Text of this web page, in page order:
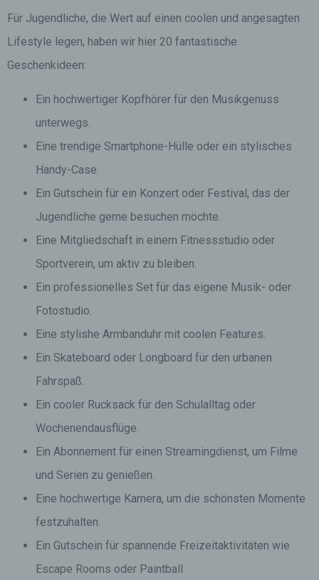
Für Jugendliche, die Wert auf einen coolen und angesagten
Lifestyle legen, haben wir hier 20 fantastische
Geschenkideen:
Ein hochwertiger Kopfhörer für den Musikgenuss
unterwegs.
Eine trendige Smartphone-Hülle oder ein stylisches
Handy-Case.
Ein Gutschein für ein Konzert oder Festival, das der
Jugendliche gerne besuchen möchte.
Eine Mitgliedschaft in einem Fitnessstudio oder
Sportverein, um aktiv zu bleiben.
Ein professionelles Set für das eigene Musik- oder
Fotostudio.
Eine stylishe Armbanduhr mit coolen Features.
Ein Skateboard oder Longboard für den urbanen
Fahrspaß.
Ein cooler Rucksack für den Schulalltag oder
Wochenendausflüge.
Ein Abonnement für einen Streamingdienst, um Filme
und Serien zu genießen.
Eine hochwertige Kamera, um die schönsten Momente
festzuhalten.
Ein Gutschein für spannende Freizeitaktivitäten wie
Escape Rooms oder Paintball.